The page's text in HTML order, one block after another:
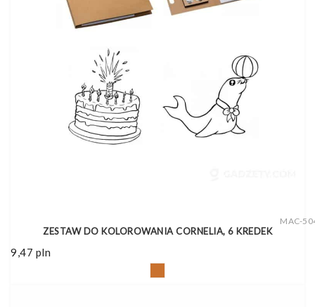
MAC-
ZESTAW DO KOLOROWANIA CORNELIA, 6 KREDEK
9,47 pln